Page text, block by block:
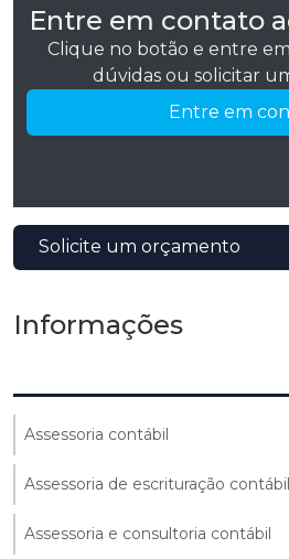
Entre em contato
Clique no botão e entre
dúvidas ou solicitar
Entre em
Solicite um orçamento
Informações
Assessoria contábil
Assessoria de escrituração
Assessoria e consultoria contábil